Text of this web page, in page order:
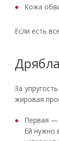
Кожа
Если есть
За
жировая
Первая —
Ей нужно